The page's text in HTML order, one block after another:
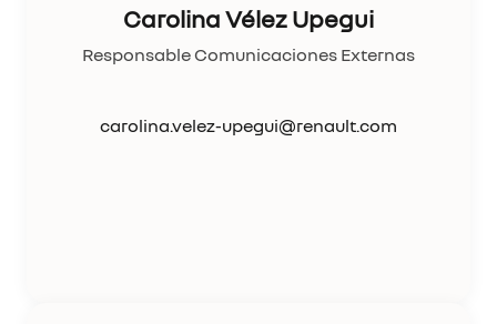
Carolina Vélez Upegui
Responsable Comunicaciones Externas
carolina.velez-upegui@renault.com